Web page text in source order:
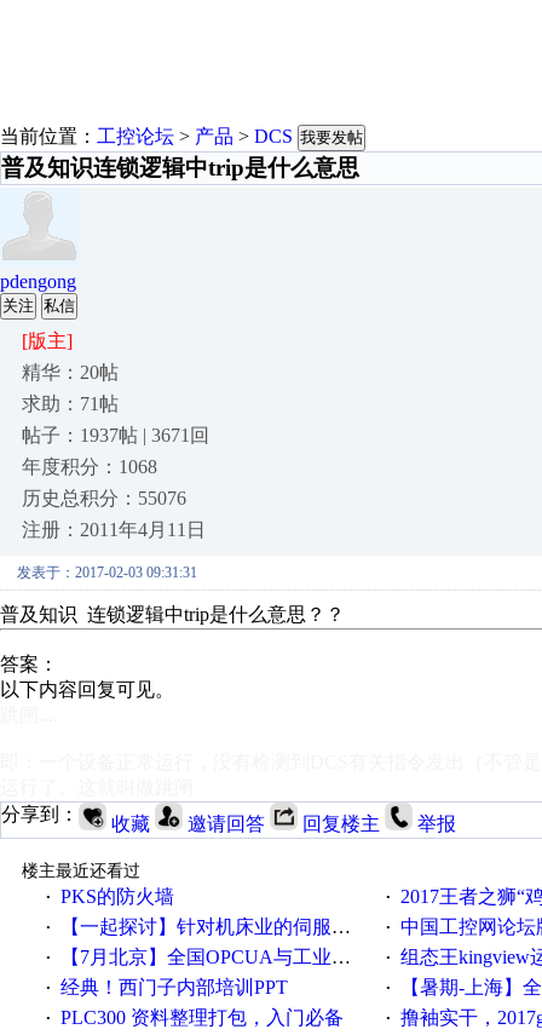
当前位置： 工控论坛 > 产品 > DCS 我要发帖
普及知识连锁逻辑中trip是什么意思
pdengong
关注 私信
[版主]
精华：20帖
求助：71帖
帖子：1937帖 | 3671回
年度积分：1068
历史总积分：55076
注册：2011年4月11日
发表于：2017-02-03 09:31:31
普及知识 连锁逻辑中trip是什么意思？？
答案：
以下内容回复可见。
分享到：
收藏 邀请回答 回复楼主 举报
楼主最近还看过
· PKS的防火墙 · 2017王者之狮“鸡”情签到
· 【一起探讨】针对机床业的伺服系统发展，您的期望是什么？ · 中国工控网论坛版
· 【7月北京】全国OPCUA与工业互联技术培训班通知！ · 组态王kingview
· 经典！西门子内部培训PPT · 【暑期-上海】全国工业
· PLC300 资料整理打包，入门必备 · 撸袖实干，2017gongkong®第